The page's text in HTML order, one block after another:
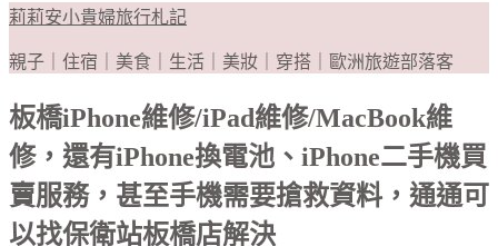
莉莉安小貴婦旅行札記
親子｜住宿｜美食｜生活｜美妝｜穿搭｜歐洲旅遊部落客
板橋iPhone維修/iPad維修/MacBook維
修，還有iPhone換電池、iPhone二手機買
賣服務，甚至手機需要搶救資料，通通可
以找保衛站板橋店解決